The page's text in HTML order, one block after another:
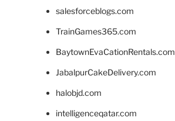
salesforceblogs.com
TrainGames365.com
BaytownEvaCationRentals.com
JabalpurCakeDelivery.com
halobjd.com
intelligenceqatar.com